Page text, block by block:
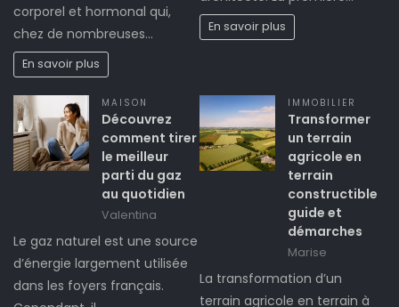
corporel et hormonal qui,
chez de nombreuses…
En savoir plus
En savoir plus
MAISON
Découvrez
comment tirer
le meilleur
parti du gaz
au quotidien
Valentina
Le gaz naturel est une source
d’énergie largement utilisée
dans les foyers français.
IMMOBILIER
Transformer
un terrain
agricole en
terrain
constructible
guide et
démarches
Marise
La transformation d’un
terrain agricole en terrain à